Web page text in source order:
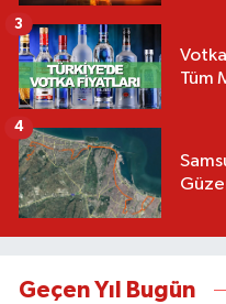
Tüm
3
4
Geçen Yıl Bugün